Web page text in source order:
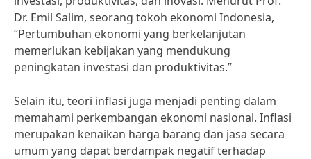
Dr. Emil Salim, seorang tokoh ekonomi Indonesia,
“Pertumbuhan ekonomi yang berkelanjutan
memerlukan kebijakan yang mendukung
peningkatan investasi dan produktivitas.”
Selain itu, teori inflasi juga menjadi penting dalam
memahami perkembangan ekonomi nasional. Inflasi
merupakan kenaikan harga barang dan jasa secara
umum yang dapat berdampak negatif terhadap